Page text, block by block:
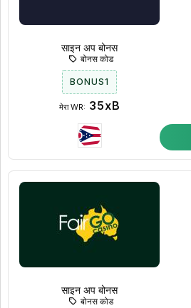
साइन अप बोनस
बोनस कोड
BONUS1
मेरा WR: 35xB
साइन अप बोनस
बोनस कोड